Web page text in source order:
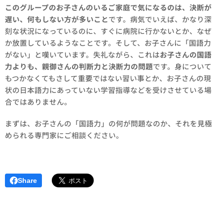
このグループのお子さんのいるご家庭で気になるのは、決断が
遅い、何もしない方が多いことです。病気でいえば、かなり深
刻な状況になっているのに、すぐに病院に行かないとか、なぜ
か放置しているようなことです。そして、お子さんに「国語力
がない」と嘆いています。失礼ながら、これはお子さんの国語
力よりも、親御さんの判断力と決断力の問題です。身について
もつかなくてもさして重要ではない習い事とか、お子さんの現
状の日本語力にあっていない学習指導などを受けさせている場
合ではありません。
まずは、お子さんの「国語力」の何が問題なのか、それを見極
められる専門家にご相談ください。
Share